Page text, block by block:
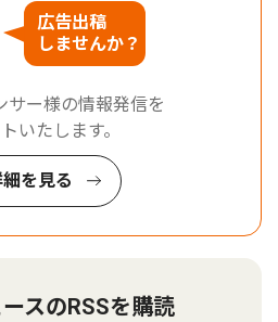
広告出稿
しませんか？
サー様の情報発信を
いたします。
を見る
スのRSSを購読